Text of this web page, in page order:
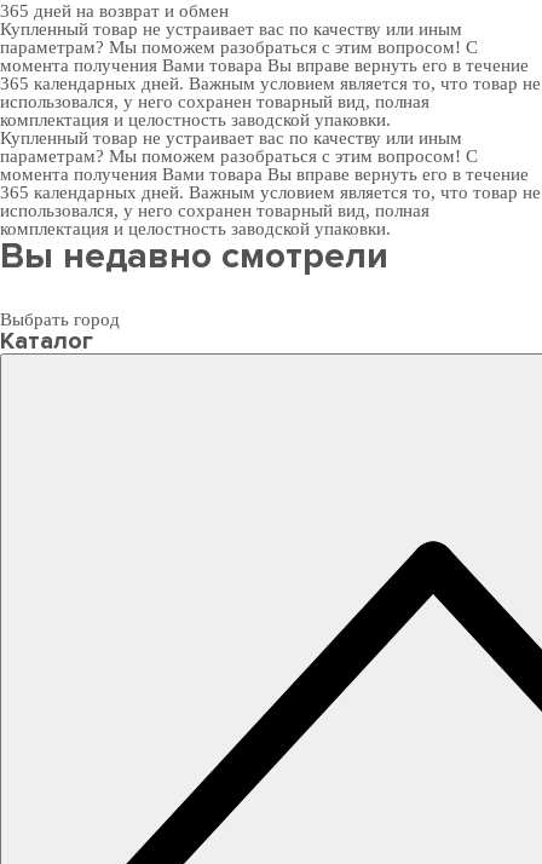
365 дней на возврат и обмен
Купленный товар не устраивает вас по качеству или иным
параметрам? Мы поможем разобраться с этим вопросом! С
момента получения Вами товара Вы вправе вернуть его в течение
365 календарных дней. Важным условием является то, что товар не
использовался, у него сохранен товарный вид, полная
комплектация и целостность заводской упаковки.
Купленный товар не устраивает вас по качеству или иным
параметрам? Мы поможем разобраться с этим вопросом! С
момента получения Вами товара Вы вправе вернуть его в течение
365 календарных дней. Важным условием является то, что товар не
использовался, у него сохранен товарный вид, полная
комплектация и целостность заводской упаковки.
Вы недавно смотрели
Выбрать город
Каталог